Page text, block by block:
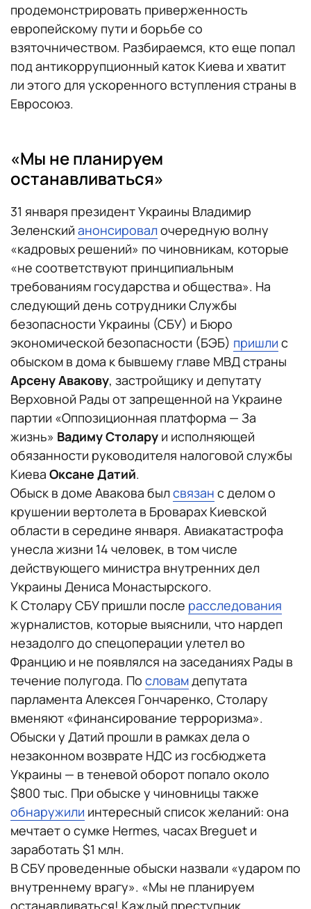
продемонстрировать приверженность
европейскому пути и борьбе со
взяточничеством. Разбираемся, кто еще попал
под антикоррупционный каток Киева и хватит
ли этого для ускоренного вступления страны в
Евросоюз.
«Мы не планируем
останавливаться»
31 января президент Украины Владимир
Зеленский анонсировалочередную волну
«кадровых решений» по чиновникам, которые
«не соответствуют принципиальным
требованиям государства и общества». На
следующий день сотрудники Службы
безопасности Украины (СБУ) и Бюро
экономической безопасности (БЭБ) пришли с
обыском в дома к бывшему главе МВД страны
Арсену Авакову, застройщику и депутату
Верховной Рады от запрещенной на Украине
партии «Оппозиционная платформа — За
жизнь» Вадиму Столару и исполняющей
обязанности руководителя налоговой службы
Киева Оксане Датий.
Обыск в доме Авакова былсвязан с делом о
крушении вертолета в Броварах Киевской
области в середине января. Авиакатастрофа
унесла жизни 14 человек, в том числе
действующего министра внутренних дел
Украины Дениса Монастырского.
К Столару СБУ пришли после расследования
журналистов, которые выяснили, что нардеп
незадолго до спецоперации улетел во
Францию и не появлялся на заседаниях Рады в
течение полугода. По словам депутата
парламента Алексея Гончаренко, Столару
вменяют «финансирование терроризма».
Обыски у Датий прошли ​​в рамках дела о
незаконном возврате НДС из госбюджета
Украины — в теневой оборот попало около
$800 тыс. При обыске у чиновницы также
обнаружили интересный список желаний: она
мечтает о сумке Hermes, часах Breguet и
заработать $1 млн.
В СБУ проведенные обыски назвали «ударом по
внутреннему врагу». «Мы не планируем
останавливаться! Каждый преступник,